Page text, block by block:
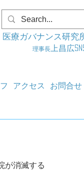
医療ガバナンス研究
理事長 上昌広
アクセス お問合せ
が消滅する